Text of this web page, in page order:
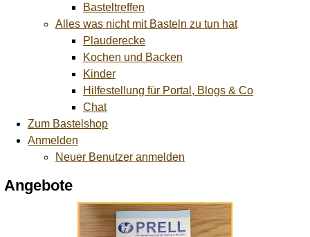
Basteltreffen
Alles was nicht mit Basteln zu tun hat
Plauderecke
Kochen und Backen
Kinder
Hilfestellung für Portal, Blogs & Co
Chat
Zum Bastelshop
Anmelden
Neuer Benutzer anmelden
Angebote